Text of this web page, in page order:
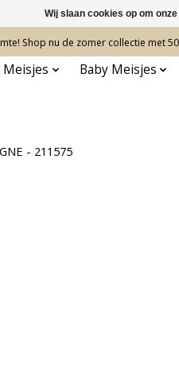
Shop nu de zomer collectie met
Meisjes Baby Meisjes
- 211575
Wij slaan cookies op om